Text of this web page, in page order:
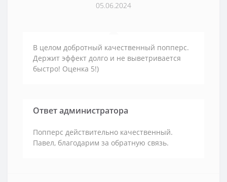
05.06.2024
В целом добротный качественный попперс.
Держит эффект долго и не выветривается
быстро! Оценка 5!)
Ответ администратора
Попперс действительно качественный.
Павел, благодарим за обратную связь.